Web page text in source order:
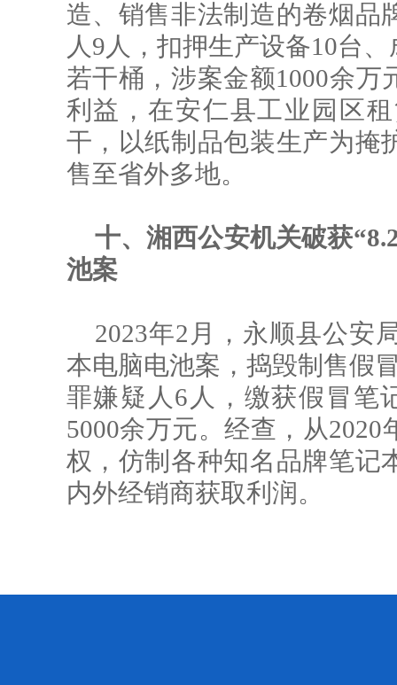
造、销售非法制造的卷烟品
人9人，扣押生产设备10台
若干桶，涉案金额1000余万
利益，在安仁县工业园区
干，以纸制品包装生产为掩
售至省外多地。
十、湘西公安机关破获
池案
2023年2月，永顺县公安
本电脑电池案，捣毁制售假
罪嫌疑人6人，缴获假冒笔
5000余万元。经查，从
权，仿制各种知名品牌笔记
内外经销商获取利润。